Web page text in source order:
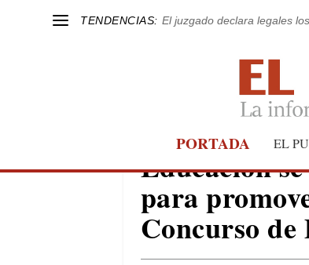
TENDENCIAS: El juzgado declara legales
PORTADA EL
EL PUERTO
Educación
para
Concurso